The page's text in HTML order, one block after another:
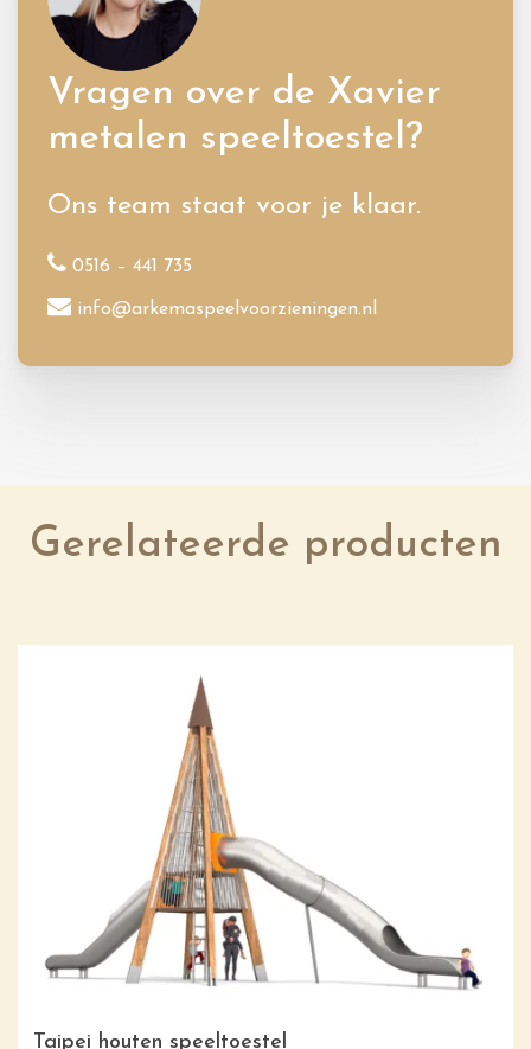
Vragen over de Xavier
metalen speeltoestel?
Ons team staat voor je klaar.
0516 – 441 735
info@arkemaspeelvoorzieningen.nl
Gerelateerde producten
Taipei houten speeltoestel